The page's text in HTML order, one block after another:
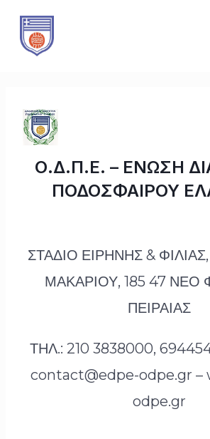
περιεχόμενο
Ο.Δ.Π.Ε. – ΕΝΩΣΗ
ΠΟΔΟΣΦΑΙΡΟΥ
ΣΤΑΔΙΟ ΕΙΡΗΝΗΣ &
ΜΑΚΑΡΙΟΥ, 185 47 ΝΕΟ
ΠΕΙΡΑΙΑΣ
ΤΗΛ.: 210 3838000,
contact@edpe-odpe.gr –
odpe.gr
άρθρων